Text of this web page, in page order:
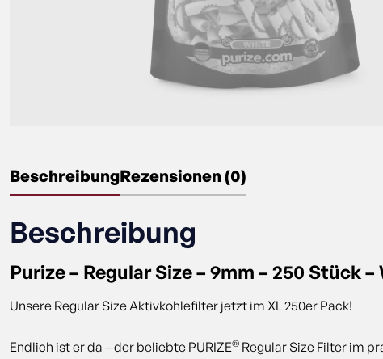
BeschreibungRezensionen (0)
Beschreibung
Purize – Regular Size – 9mm – 250 Stück
Unsere Regular Size Aktivkohlefilter jetzt im XL 250er Pack!
Endlich ist er da – der beliebte PURIZE® Regular Size Filter im